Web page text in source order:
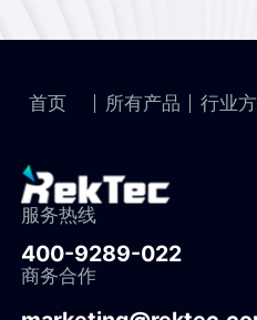
首页 所有产品 行业
服务热线
400-9289-022
商务合作